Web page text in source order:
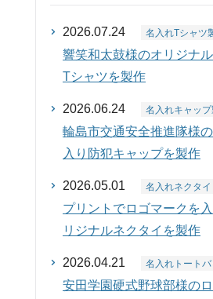
2026.07.24 名入れTシャツ
響笑和太鼓様のオリジナ
Tシャツを製作
2026.06.24 名入れキャッ
輪島市交通安全推進隊様
入り防犯キャップを製作
2026.05.01 名入れネクタイ
プリントでロゴマークを
リジナルネクタイを製作
2026.04.21 名入れトート
安田学園硬式野球部様の